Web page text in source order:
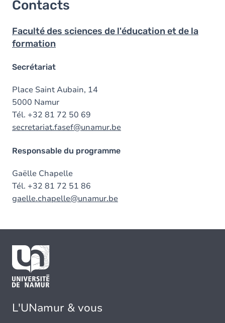
Contacts
Faculté des sciences de l'éducation et de la
formation
Secrétariat
Place Saint Aubain, 14
5000 Namur
Tél. +32 81 72 50 69
secretariat.fasef@unamur.be
Responsable du programme
Gaëlle Chapelle
Tél. +32 81 72 51 86
gaelle.chapelle@unamur.be
L'UNamur & vous